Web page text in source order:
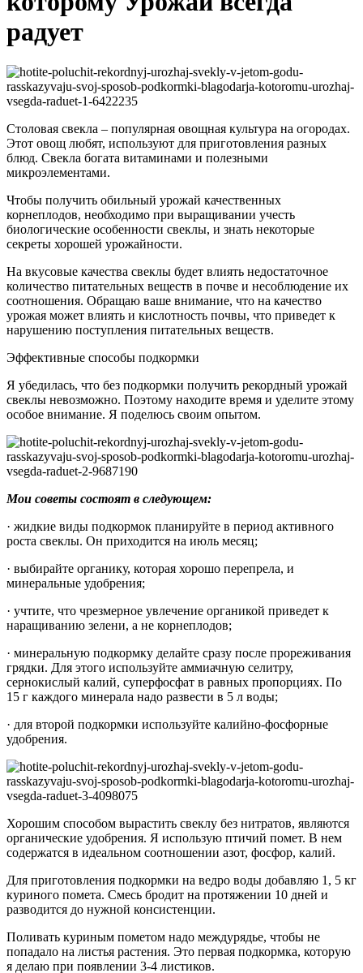
радует
Столовая свекла – популярная овощная культура на огородах.
Этот овощ любят, используют для приготовления разных
блюд. Свекла богата витаминами и полезными
микроэлементами.
Чтобы получить обильный урожай качественных
корнеплодов, необходимо при выращивании учесть
биологические особенности свеклы, и знать некоторые
секреты хорошей урожайности.
На вкусовые качества свеклы будет влиять недостаточное
количество питательных веществ в почве и несоблюдение их
соотношения. Обращаю ваше внимание, что на качество
урожая может влиять и кислотность почвы, что приведет к
нарушению поступления питательных веществ.
Эффективные способы подкормки
Я убедилась, что без подкормки получить рекордный урожай
свеклы невозможно. Поэтому находите время и уделите этому
особое внимание. Я поделюсь своим опытом.
Мои советы состоят в следующем:
· жидкие виды подкормок планируйте в период активного
роста свеклы. Он приходится на июль месяц;
· выбирайте органику, которая хорошо перепрела, и
минеральные удобрения;
· учтите, что чрезмерное увлечение органикой приведет к
наращиванию зелени, а не корнеплодов;
· минеральную подкормку делайте сразу после прореживания
грядки. Для этого используйте аммиачную селитру,
сернокислый калий, суперфосфат в равных пропорциях. По
15 г каждого минерала надо развести в 5 л воды;
· для второй подкормки используйте калийно-фосфорные
удобрения.
Хорошим способом вырастить свеклу без нитратов, являются
органические удобрения. Я использую птичий помет. В нем
содержатся в идеальном соотношении азот, фосфор, калий.
Для приготовления подкормки на ведро воды добавляю 1, 5 кг
куриного помета. Смесь бродит на протяжении 10 дней и
разводится до нужной консистенции.
Поливать куриным пометом надо междурядье, чтобы не
попадало на листья растения. Это первая подкормка, которую
я делаю при появлении 3-4 листиков.